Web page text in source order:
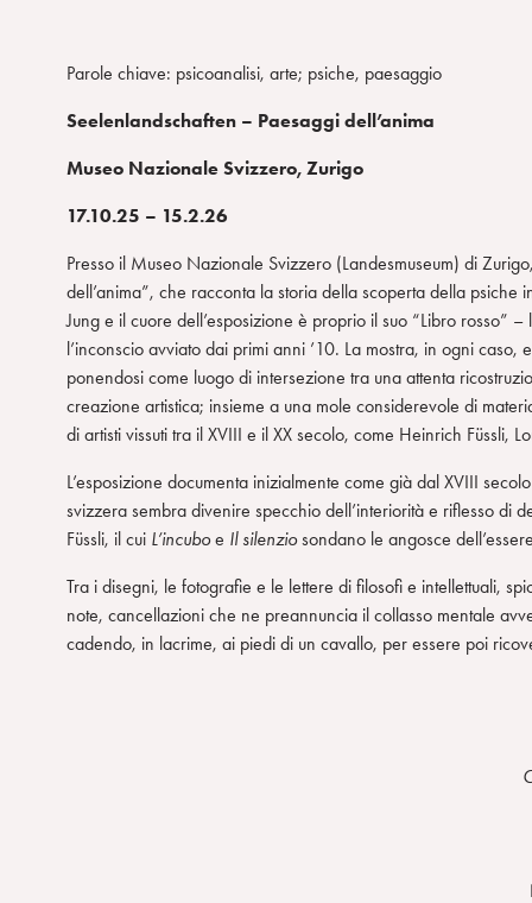
Parole chiave: psicoanalisi, arte; psiche, paesaggio
Seelenlandschaften – Paesaggi dell’anima
Museo Nazionale Svizzero, Zurigo
17.10.25 – 15.2.26
Presso il Museo Nazionale Svizzero (Landesmuseum) di
dell’anima”, che racconta la storia della scoperta della
Jung e il cuore dell’esposizione è proprio il suo “Libro rosso”
l’inconscio avviato dai primi anni ’10. La mostra, in ogni
ponendosi come luogo di intersezione tra una attenta
creazione artistica; insieme a una mole considerevole di
di artisti vissuti tra il XVIII e il XX secolo, come Heinrich Füssli,
L’esposizione documenta inizialmente come già dal XVIII
svizzera sembra divenire specchio dell’interiorità e riflesso di
Füssli, il cui L’incuboe Il silenziosondano le angosce
Tra i disegni, le fotografie e le lettere di filosofi e intellettuali,
note, cancellazioni che ne preannuncia il collasso mentale
cadendo, in lacrime, ai piedi di un cavallo, per essere poi